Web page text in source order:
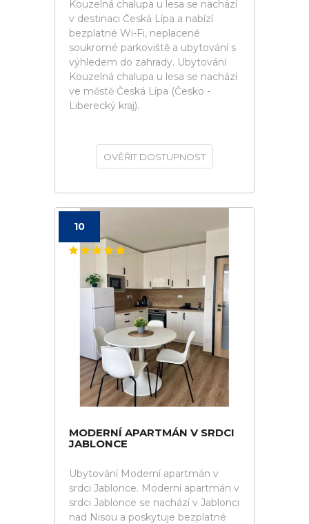
Kouzelná chalupa u lesa se nachází
v destinaci Česká Lípa a nabízí
bezplatné Wi-Fi, neplacené
soukromé parkoviště a ubytování s
výhledem do zahrady. Ubytování
Kouzelná chalupa u lesa se nachází
ve městě Česká Lípa (Česko -
Liberecký kraj).
OVĚŘIT DOSTUPNOST
10
MODERNÍ APARTMÁN V SRDCI
JABLONCE
Ubytování Moderní apartmán v
srdci Jablonce. Moderní apartmán v
srdci Jablonce se nachází v Jablonci
nad Nisou a poskytuje bezplatné